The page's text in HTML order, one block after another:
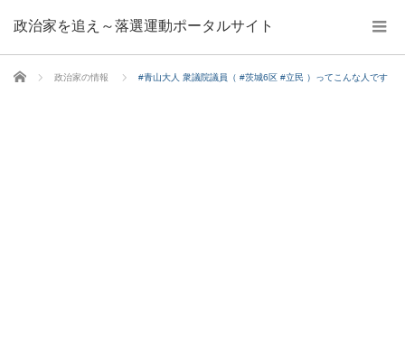
政治家を追え～落選運動ポータルサイト
ホーム 政治家の情報 #青山大人 衆議院議員（ #茨城6区 #立民 ）ってこんな人です